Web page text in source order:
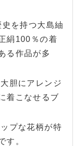
を持つ大島紬
絹100％の着
る作品が多
胆にアレンジ
着こなせるブ
プな花柄が特
す。